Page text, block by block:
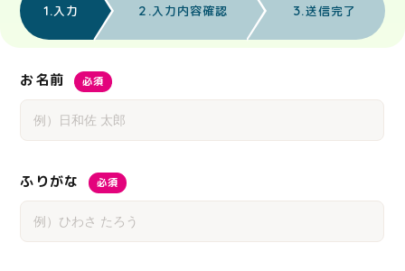
1.入力 2.入力内容確認 3.送信完了
お名前 必須
ふりがな 必須